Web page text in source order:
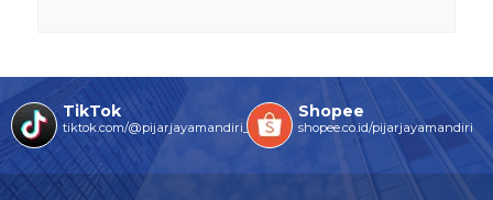
TikTok
tiktok.com/@pijarjayamandiri_
Shopee
shopee.co.id/pijarjayamandiri